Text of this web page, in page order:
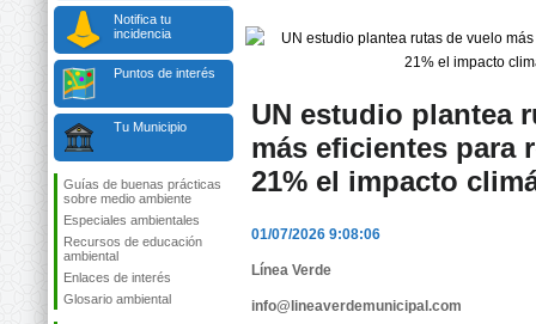
Notifica tu
incidencia
Puntos de interés
Tu Municipio
Guías de buenas prácticas
sobre medio ambiente
Especiales ambientales
Recursos de educación
ambiental
Enlaces de interés
Glosario ambiental
UN estudio plantea
más eficientes para
21% el impacto
01/07/2026 9:08:06
Línea Verde
info@lineaverdemunicipal.com